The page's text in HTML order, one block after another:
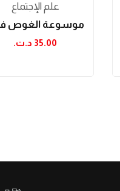
علم الإجتماع
35.00 د.ت.‏